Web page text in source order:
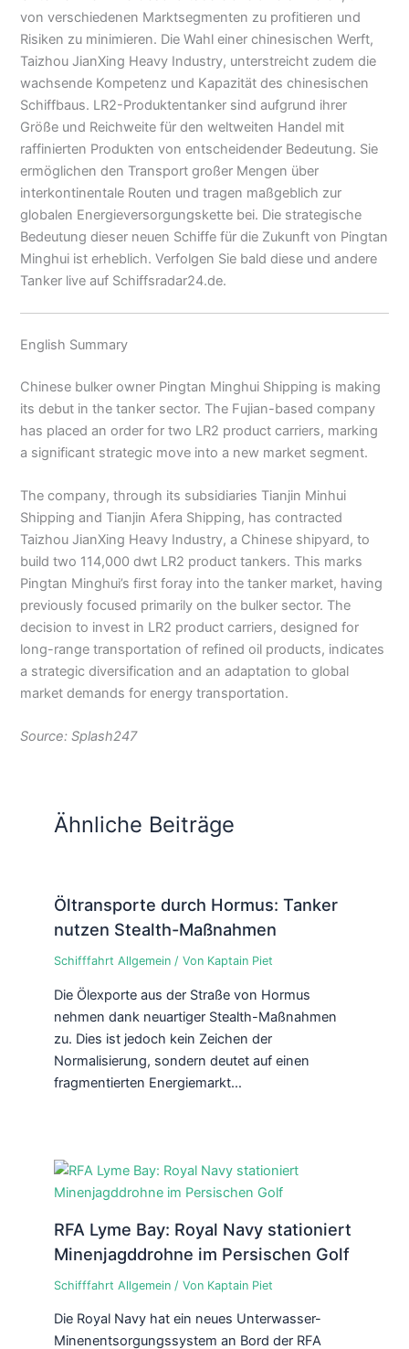
von verschiedenen Marktsegmenten zu profitieren und
Risiken zu minimieren. Die Wahl einer chinesischen Werft,
Taizhou JianXing Heavy Industry, unterstreicht zudem die
wachsende Kompetenz und Kapazität des chinesischen
Schiffbaus. LR2-Produktentanker sind aufgrund ihrer
Größe und Reichweite für den weltweiten Handel mit
raffinierten Produkten von entscheidender Bedeutung. Sie
ermöglichen den Transport großer Mengen über
interkontinentale Routen und tragen maßgeblich zur
globalen Energieversorgungskette bei. Die strategische
Bedeutung dieser neuen Schiffe für die Zukunft von Pingtan
Minghui ist erheblich. Verfolgen Sie bald diese und andere
Tanker live auf Schiffsradar24.de.
English Summary
Chinese bulker owner Pingtan Minghui Shipping is making
its debut in the tanker sector. The Fujian-based company
has placed an order for two LR2 product carriers, marking
a significant strategic move into a new market segment.
The company, through its subsidiaries Tianjin Minhui
Shipping and Tianjin Afera Shipping, has contracted
Taizhou JianXing Heavy Industry, a Chinese shipyard, to
build two 114,000 dwt LR2 product tankers. This marks
Pingtan Minghui’s first foray into the tanker market, having
previously focused primarily on the bulker sector. The
decision to invest in LR2 product carriers, designed for
long-range transportation of refined oil products, indicates
a strategic diversification and an adaptation to global
market demands for energy transportation.
Source: Splash247
Ähnliche Beiträge
Öltransporte durch Hormus: Tanker
nutzen Stealth-Maßnahmen
Schifffahrt Allgemein/ Von Kaptain Piet
Die Ölexporte aus der Straße von Hormus
nehmen dank neuartiger Stealth-Maßnahmen
zu. Dies ist jedoch kein Zeichen der
Normalisierung, sondern deutet auf einen
fragmentierten Energiemarkt…
RFA Lyme Bay: Royal Navy stationiert
Minenjagddrohne im Persischen Golf
Schifffahrt Allgemein/ Von Kaptain Piet
Die Royal Navy hat ein neues Unterwasser-
Minenentsorgungssystem an Bord der RFA